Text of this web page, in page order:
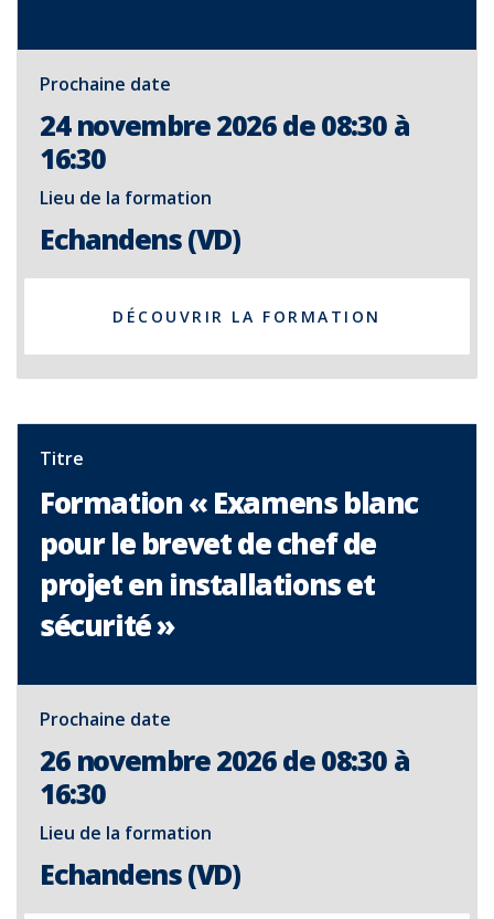
Prochaine date
24 novembre 2026 de 08:30 à
16:30
Lieu de la formation
Echandens (VD)
DÉCOUVRIR LA FORMATION
Titre
Formation « Examens blanc
pour le brevet de chef de
projet en installations et
sécurité »
Prochaine date
26 novembre 2026 de 08:30 à
16:30
Lieu de la formation
Echandens (VD)